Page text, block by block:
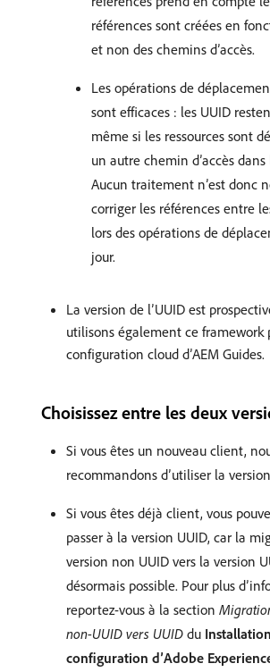
références sont créées en
et non des chemins d’accès.
Les opérations de
sont efficaces : les UUID
même si les ressources sont
un autre chemin d’accès
Aucun traitement n’est donc
corriger les références entre
lors des opérations de
jour.
La version de l’UUID est
utilisons également ce framework
configuration cloud d’AEM Guides.
Choisissez entre les deux
Si vous êtes un nouveau client,
recommandons d’utiliser la
Si vous êtes déjà client, vous
passer à la version UUID, car la
version non UUID vers la version
désormais possible. Pour plus
reportez-vous à la section
non-UUID vers UUID du
configuration d’Adobe